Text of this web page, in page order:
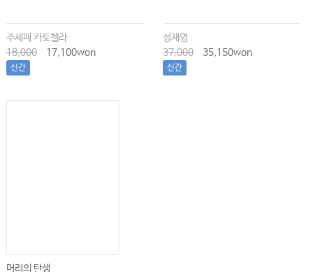
주세페 카토첼라
18,000
17,100won
신간
성재영
37,000
35,150won
신간
머리의 탄생